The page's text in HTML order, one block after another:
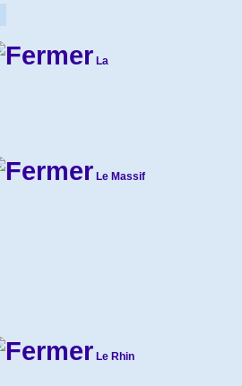
La
Le Massif
Le Rhin